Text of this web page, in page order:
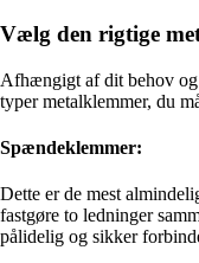
Vælg den rigtige
Afhængigt af dit behov
typer metalklemmer, du
Spændeklemmer:
Dette er de mest
fastgøre to ledninger
pålidelig og sikker